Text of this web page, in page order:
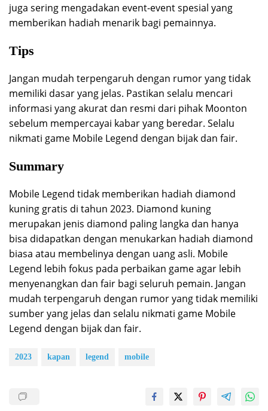
juga sering mengadakan event-event spesial yang
memberikan hadiah menarik bagi pemainnya.
Tips
Jangan mudah terpengaruh dengan rumor yang tidak
memiliki dasar yang jelas. Pastikan selalu mencari
informasi yang akurat dan resmi dari pihak Moonton
sebelum mempercayai kabar yang beredar. Selalu
nikmati game Mobile Legend dengan bijak dan fair.
Summary
Mobile Legend tidak memberikan hadiah diamond
kuning gratis di tahun 2023. Diamond kuning
merupakan jenis diamond paling langka dan hanya
bisa didapatkan dengan menukarkan hadiah diamond
biasa atau membelinya dengan uang asli. Mobile
Legend lebih fokus pada perbaikan game agar lebih
menyenangkan dan fair bagi seluruh pemain. Jangan
mudah terpengaruh dengan rumor yang tidak memiliki
sumber yang jelas dan selalu nikmati game Mobile
Legend dengan bijak dan fair.
2023 kapan legend mobile